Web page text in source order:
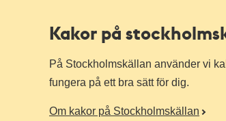
Kakor på
På Stockholmskällan använder vi
fungera på ett bra sätt för dig.
Om kakor på Stockholmskällan